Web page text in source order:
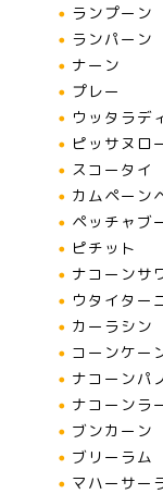
ランプーン
ランパーン
ナーン
プレー
ウッタラデ
ピッサヌロ
スコータイ
カムペーン
ペッチャブ
ピチット
ナコーンサ
ウタイター
カーラシン
コーンケー
ナコーンパ
ナコーンラ
ブンカーン
ブリーラム
マハーサー